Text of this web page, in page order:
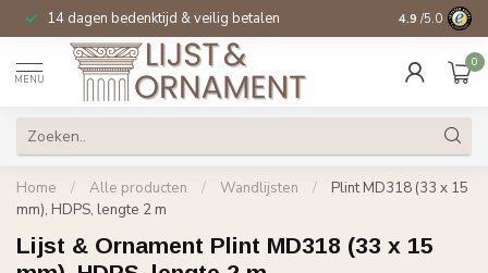
14 dagen bedenktijd & veilig betalen Specialist in
4.9 /5.0
MENU
0
Home / Alle producten / Wandlijsten /
Plint MD318 (33 x 15
mm), HDPS, lengte 2 m
Lijst & Ornament Plint MD318 (33 x 15